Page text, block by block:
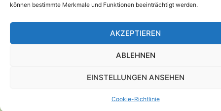
können bestimmte Merkmale und Funktionen beeinträchtigt werden.
AKZEPTIEREN
ABLEHNEN
EINSTELLUNGEN ANSEHEN
Cookie-Richtlinie